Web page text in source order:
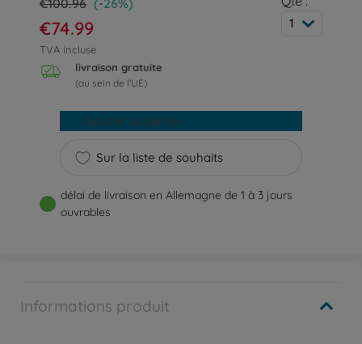
€100.96 (-26%)
€74.99
TVA incluse
livraison gratuite
(au sein de l'UE)
1
Sur la liste de souhaits
Ajouter au panier
délai de livraison en Allemagne de 1 à 3 jours
ouvrables
Informations produit